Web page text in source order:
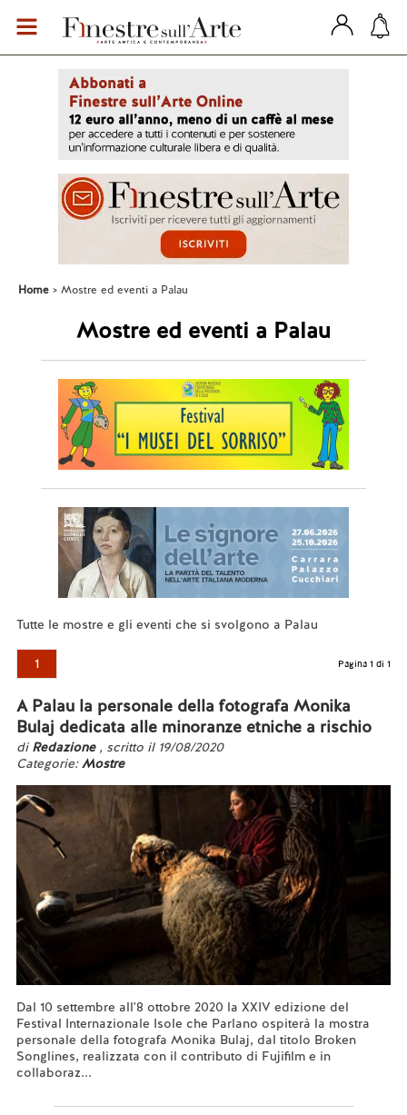
Home Mostre ed eventi a Palau
Mostre ed eventi a Palau
Tutte le mostre e gli eventi che si svolgono a Palau
1 Pagina 1 di 1
A Palau la personale della fotografa Monika
Bulaj dedicata alle minoranze etniche a rischio
di Redazione , scritto il 19/08/2020
Categorie:Mostre
Dal 10 settembre all'8 ottobre 2020 la XXIV edizione del
Festival Internazionale Isole che Parlano ospiterà la mostra
personale della fotografa Monika Bulaj, dal titolo Broken
Songlines, realizzata con il contributo di Fujifilm e in
collaboraz...